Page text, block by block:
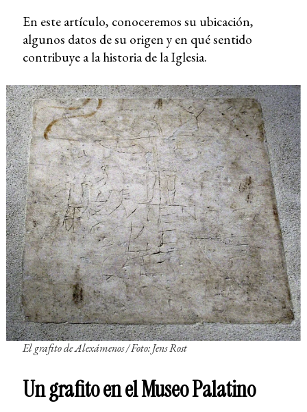
En este artículo, conoceremos su ubicación,
algunos datos de su origen y en qué sentido
contribuye a la historia de la Iglesia.
El grafito de Alexámenos / Foto: Jens Rost
Un grafito en el Museo Palatino